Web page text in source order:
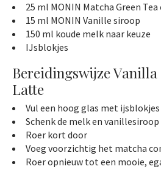
25 ml MONIN Matcha Green
15 ml MONIN Vanille siroop
150 ml koude melk naar keuze
IJsblokjes
Bereidingswijze
Latte
Vul een hoog glas met ijsblokjes
Schenk de melk en
Roer kort door
Voeg voorzichtig het matcha
Roer opnieuw tot een mooie,